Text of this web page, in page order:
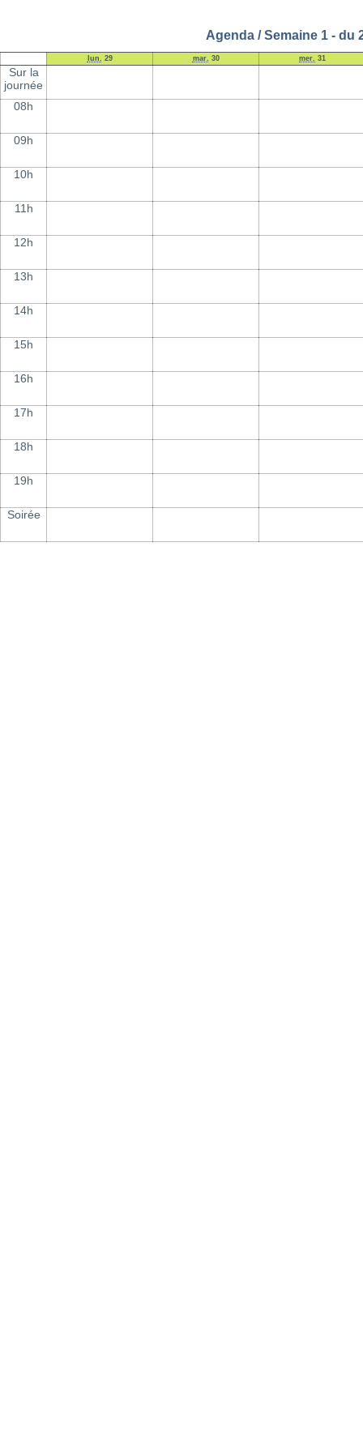
Agenda / Semaine 1 - du
lun. 29 mar. 30 mer. 31
Sur la
journée
08h
09h
10h
11h
12h
13h
14h
15h
16h
17h
18h
19h
Soirée